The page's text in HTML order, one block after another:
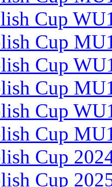
Cup
Cup
Cup
Cup
Cup
Cup
Cup
Cup